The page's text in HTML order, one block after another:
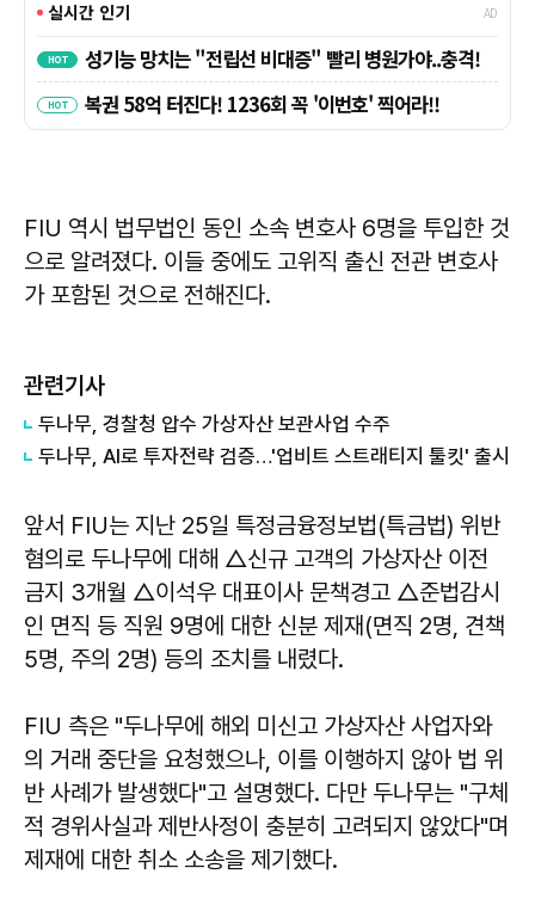
FIU 역시 법무법인 동인 소속 변호사 6명을 투입한 것
으로 알려졌다. 이들 중에도 고위직 출신 전관 변호사
가 포함된 것으로 전해진다.
관련기사
두나무, 경찰청 압수 가상자산 보관사업 수주
두나무, AI로 투자전략 검증…'업비트 스트래티지 툴킷' 출시
앞서 FIU는 지난 25일 특정금융정보법(특금법) 위반
혐의로 두나무에 대해 △신규 고객의 가상자산 이전
금지 3개월 △이석우 대표이사 문책경고 △준법감시
인 면직 등 직원 9명에 대한 신분 제재(면직 2명, 견책
5명, 주의 2명) 등의 조치를 내렸다.
FIU 측은 "두나무에 해외 미신고 가상자산 사업자와
의 거래 중단을 요청했으나, 이를 이행하지 않아 법 위
반 사례가 발생했다"고 설명했다. 다만 두나무는 "구체
적 경위사실과 제반사정이 충분히 고려되지 않았다"며
제재에 대한 취소 소송을 제기했다.